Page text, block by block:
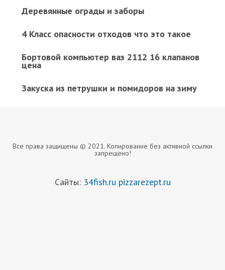
Деревянные ограды и заборы
4 Класс опасности отходов что это такое
Бортовой компьютер ваз 2112 16 клапанов
цена
Закуска из петрушки и помидоров на зиму
Все права защищены © 2021. Копирование без активной ссылки
запрещено!
Сайты: 34fish.ru pizzarezept.ru